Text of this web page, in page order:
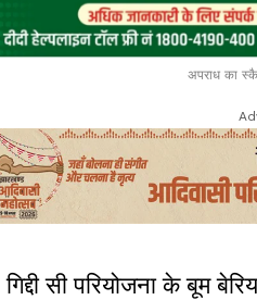
अपराध का
गिद्दी सी परियोजना के बूम